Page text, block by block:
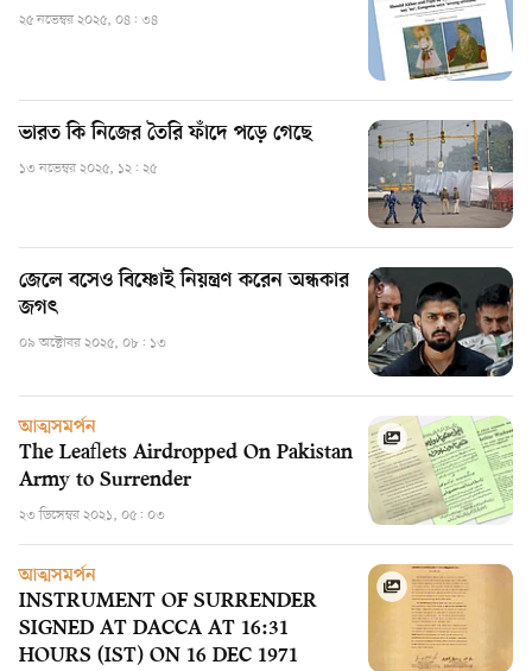
২৫ নভেম্বর ২০২৫, ০৪: ৩৪
ভারত কি নিজের তৈরি ফাঁদে পড়ে গেছে
১৩ নভেম্বর ২০২৫, ১২: ২৫
জেলে বসেও বিষ্ণোই নিয়ন্ত্রণ করেন অন্ধকার
জগৎ
০৯ অক্টোবর ২০২৫, ০৮: ১৩
আত্মসমর্পন
The Leaflets Airdropped On Pakistan
Army to Surrender
২৩ ডিসেম্বর ২০২১, ০৫: ০৩
আত্মসমর্পন
INSTRUMENT OF SURRENDER
SIGNED AT DACCA AT 16:31
HOURS (IST) ON 16 DEC 1971